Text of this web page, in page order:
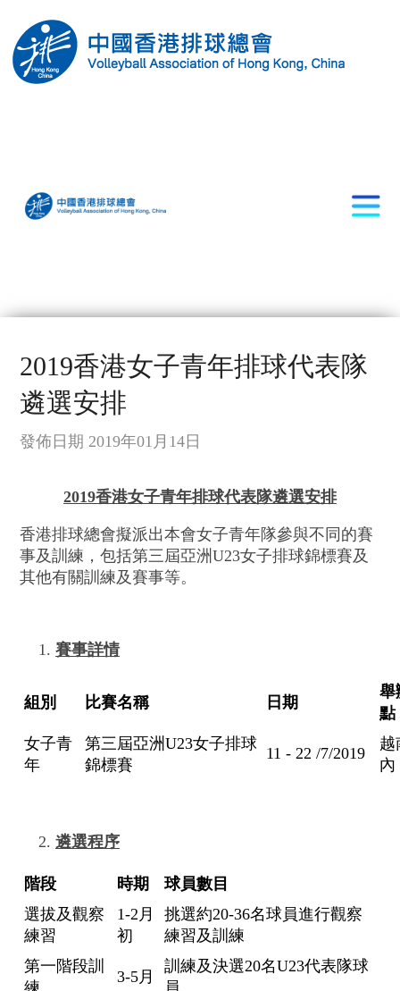
2019香港女子青年排球代表隊
遴選安排
發佈日期 2019年01月14日
2019香港女子青年排球代表隊遴選安排
香港排球總會擬派出本會女子青年隊參與不同的賽
事及訓練，包括第三屆亞洲U23女子排球錦標賽及
其他有關訓練及賽事等。
賽事詳情
組別 比賽名稱 日期
舉
點
女子青
年
第三屆亞洲U23女子排球
錦標賽
11 - 22 /7/2019
越
內
遴選程序
階段 時期
球員數目
選拔及觀察
練習
1-2月
初
挑選約20-36名球員進行觀察
練習及訓練
第一階段訓
3-5月
訓練及決選20名U23代表隊球